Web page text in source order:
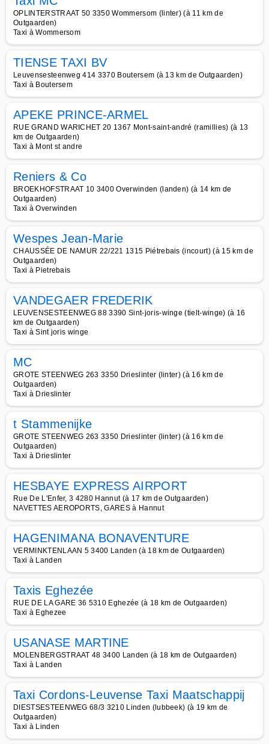
OPLINTERSTRAAT 50 3350 Wommersom (linter) (à 11 km de
Outgaarden)
Taxi à Wommersom
TIENSE TAXI BV
Leuvensesteenweg 414 3370 Boutersem (à 13 km de Outgaarden)
Taxi à Boutersem
APEKE PRINCE-ARMEL
RUE GRAND WARICHET 20 1367 Mont-saint-andré (ramillies) (à 13
km de Outgaarden)
Taxi à Mont st andre
Reniers & Co
BROEKHOFSTRAAT 10 3400 Overwinden (landen) (à 14 km de
Outgaarden)
Taxi à Overwinden
Wespes Jean-Marie
CHAUSSÉE DE NAMUR 22/221 1315 Piétrebais (incourt) (à 15 km de
Outgaarden)
Taxi à Pietrebais
VANDEGAER FREDERIK
LEUVENSESTEENWEG 88 3390 Sint-joris-winge (tielt-winge) (à 16
km de Outgaarden)
Taxi à Sint joris winge
MC
GROTE STEENWEG 263 3350 Drieslinter (linter) (à 16 km de
Outgaarden)
Taxi à Drieslinter
t Stammenijke
GROTE STEENWEG 263 3350 Drieslinter (linter) (à 16 km de
Outgaarden)
Taxi à Drieslinter
HESBAYE EXPRESS AIRPORT
Rue De L'Enfer, 3 4280 Hannut (à 17 km de Outgaarden)
NAVETTES AEROPORTS, GARES à Hannut
HAGENIMANA BONAVENTURE
VERMINKTENLAAN 5 3400 Landen (à 18 km de Outgaarden)
Taxi à Landen
Taxis Eghezée
RUE DE LA GARE 36 5310 Eghezée (à 18 km de Outgaarden)
Taxi à Eghezee
USANASE MARTINE
MOLENBERGSTRAAT 48 3400 Landen (à 18 km de Outgaarden)
Taxi à Landen
Taxi Cordons-Leuvense Taxi Maatschappij
DIESTSESTEENWEG 68/3 3210 Linden (lubbeek) (à 19 km de
Outgaarden)
Taxi à Linden